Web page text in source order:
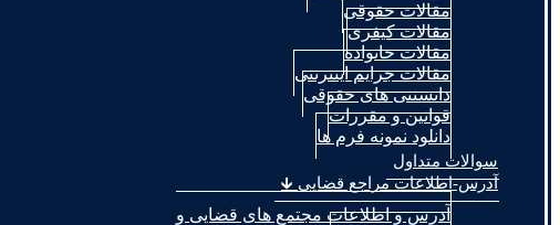
مقالات حقوقی
مقالات کیفری
مقالات خانواده
مقالات جرایم اینترنتی
دانستنی های حقوقی
قوانین و مقررات
دانلود نمونه فرم ها
سوالات متداول
آدرس-اطلاعات مراجع قضایی 🡳
آدرس و اطلاعات مجتمع های قضایی و